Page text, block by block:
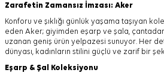
Zarafetin Zamansız İmzası: Aker
Konforu ve şıklığı günlük yaşama taşıyan
eden Aker; giyimden eşarp ve şala,
uzanan geniş ürün yelpazesi sunuyor. Her
dünyası, kadınların stilini güçlü ve zarif bir
Eşarp & Şal Koleksiyonu